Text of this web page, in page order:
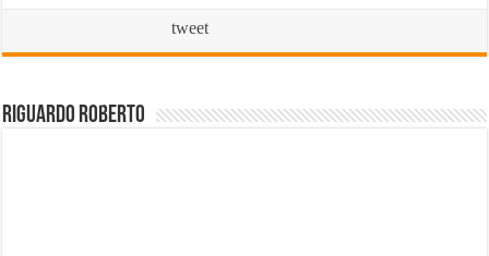
tweet
Riguardo Roberto